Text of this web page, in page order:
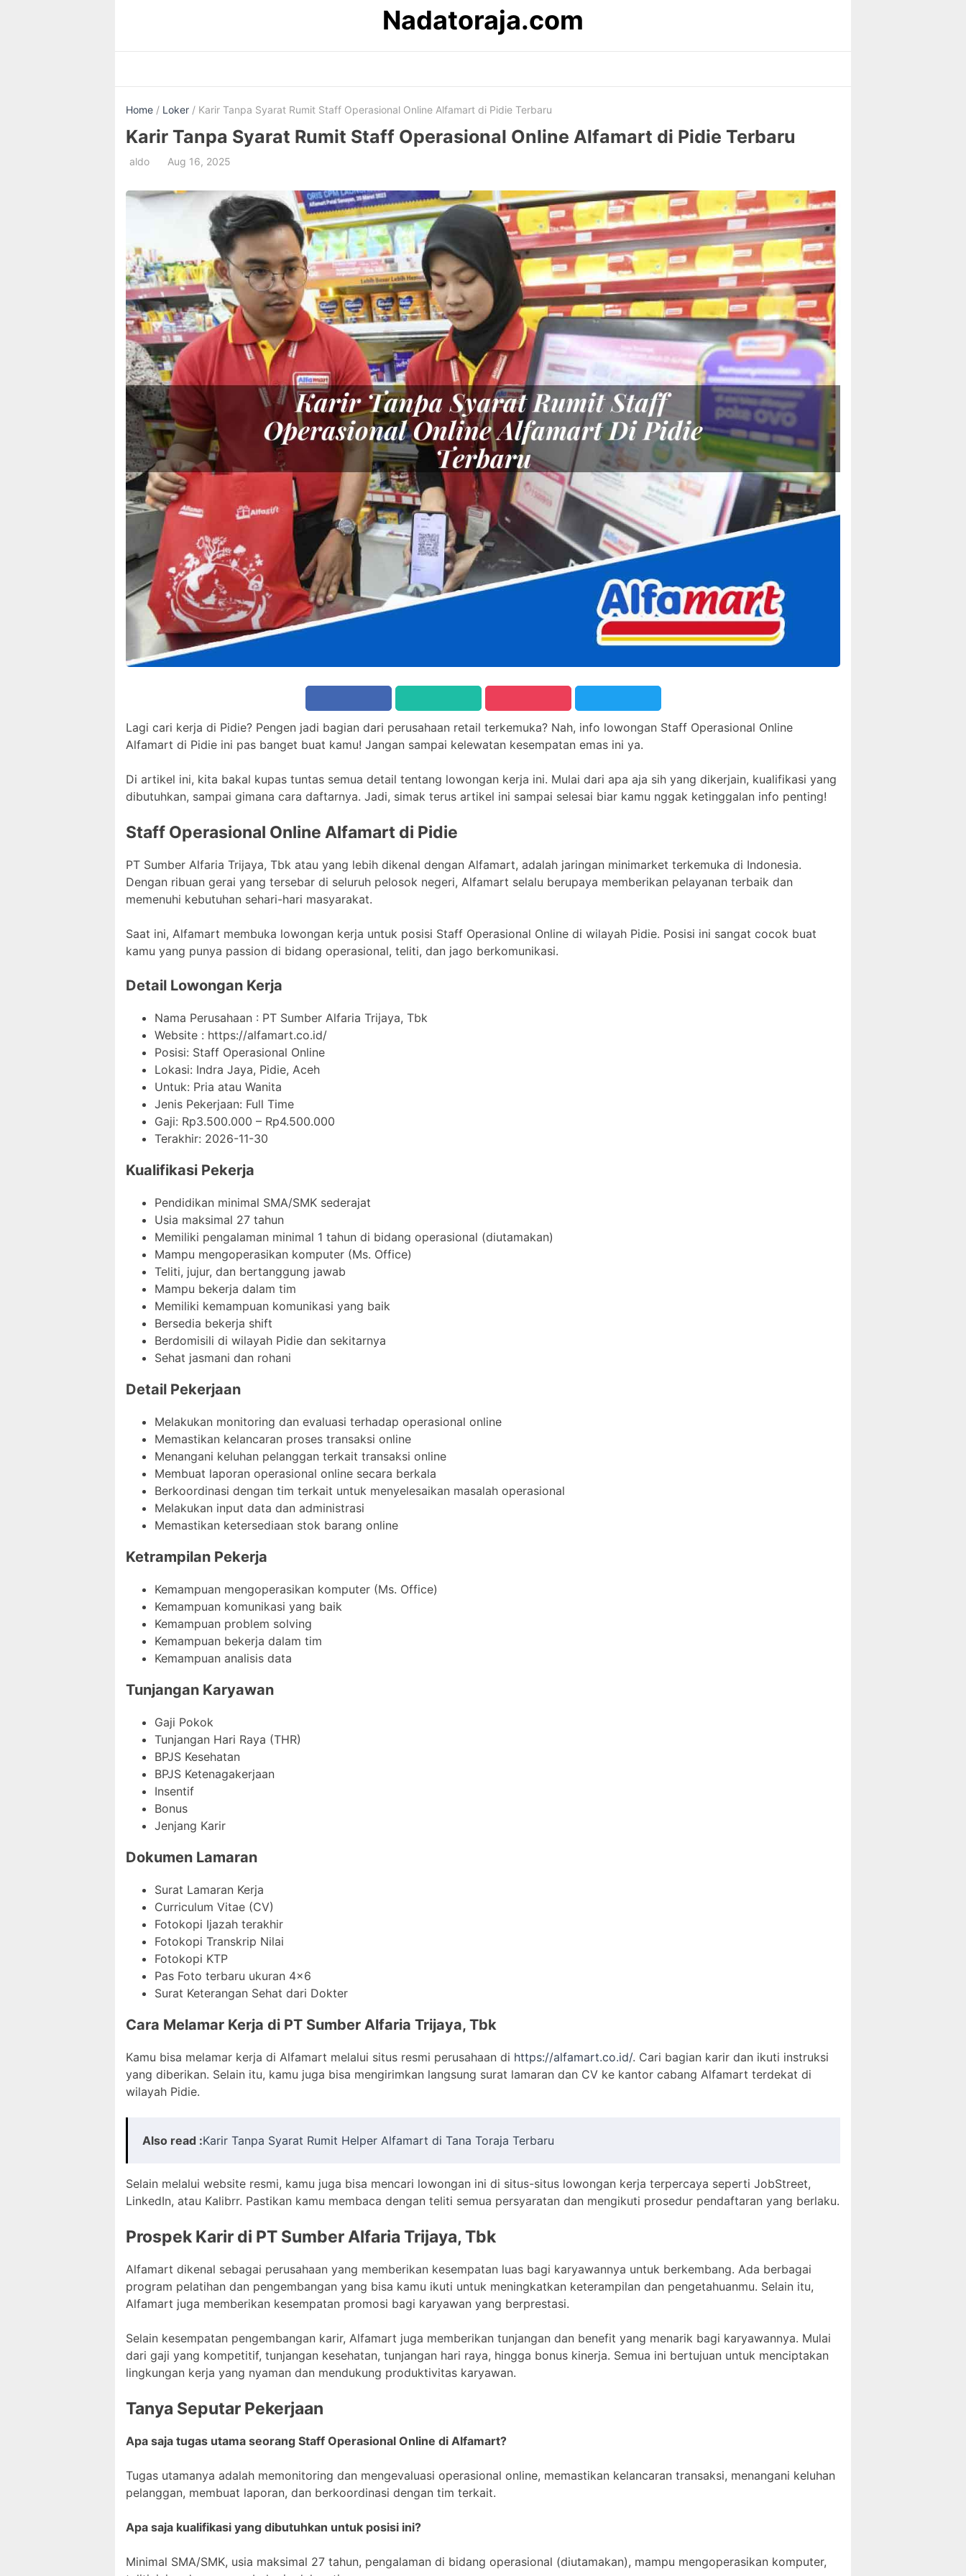
Nadatoraja.com
Home / Loker / Karir Tanpa Syarat Rumit Staff Operasional Online Alfamart di Pidie Terbaru
Karir Tanpa Syarat Rumit Staff Operasional Online Alfamart di Pidie Terbaru
aldo Aug 16, 2025
Lagi cari kerja di Pidie? Pengen jadi bagian dari perusahaan retail terkemuka? Nah, info lowongan Staff Operasional Online
Alfamart di Pidie ini pas banget buat kamu! Jangan sampai kelewatan kesempatan emas ini ya.
Di artikel ini, kita bakal kupas tuntas semua detail tentang lowongan kerja ini. Mulai dari apa aja sih yang dikerjain, kualifikasi yang
dibutuhkan, sampai gimana cara daftarnya. Jadi, simak terus artikel ini sampai selesai biar kamu nggak ketinggalan info penting!
Staff Operasional Online Alfamart di Pidie
PT Sumber Alfaria Trijaya, Tbk atau yang lebih dikenal dengan Alfamart, adalah jaringan minimarket terkemuka di Indonesia.
Dengan ribuan gerai yang tersebar di seluruh pelosok negeri, Alfamart selalu berupaya memberikan pelayanan terbaik dan
memenuhi kebutuhan sehari-hari masyarakat.
Saat ini, Alfamart membuka lowongan kerja untuk posisi Staff Operasional Online di wilayah Pidie. Posisi ini sangat cocok buat
kamu yang punya passion di bidang operasional, teliti, dan jago berkomunikasi.
Detail Lowongan Kerja
Nama Perusahaan : PT Sumber Alfaria Trijaya, Tbk
Website : https://alfamart.co.id/
Posisi: Staff Operasional Online
Lokasi: Indra Jaya, Pidie, Aceh
Untuk: Pria atau Wanita
Jenis Pekerjaan: Full Time
Gaji: Rp3.500.000 – Rp4.500.000
Terakhir: 2026-11-30
Kualifikasi Pekerja
Pendidikan minimal SMA/SMK sederajat
Usia maksimal 27 tahun
Memiliki pengalaman minimal 1 tahun di bidang operasional (diutamakan)
Mampu mengoperasikan komputer (Ms. Office)
Teliti, jujur, dan bertanggung jawab
Mampu bekerja dalam tim
Memiliki kemampuan komunikasi yang baik
Bersedia bekerja shift
Berdomisili di wilayah Pidie dan sekitarnya
Sehat jasmani dan rohani
Detail Pekerjaan
Melakukan monitoring dan evaluasi terhadap operasional online
Memastikan kelancaran proses transaksi online
Menangani keluhan pelanggan terkait transaksi online
Membuat laporan operasional online secara berkala
Berkoordinasi dengan tim terkait untuk menyelesaikan masalah operasional
Melakukan input data dan administrasi
Memastikan ketersediaan stok barang online
Ketrampilan Pekerja
Kemampuan mengoperasikan komputer (Ms. Office)
Kemampuan komunikasi yang baik
Kemampuan problem solving
Kemampuan bekerja dalam tim
Kemampuan analisis data
Tunjangan Karyawan
Gaji Pokok
Tunjangan Hari Raya (THR)
BPJS Kesehatan
BPJS Ketenagakerjaan
Insentif
Bonus
Jenjang Karir
Dokumen Lamaran
Surat Lamaran Kerja
Curriculum Vitae (CV)
Fotokopi Ijazah terakhir
Fotokopi Transkrip Nilai
Fotokopi KTP
Pas Foto terbaru ukuran 4×6
Surat Keterangan Sehat dari Dokter
Cara Melamar Kerja di PT Sumber Alfaria Trijaya, Tbk
Kamu bisa melamar kerja di Alfamart melalui situs resmi perusahaan di https://alfamart.co.id/. Cari bagian karir dan ikuti instruksi
yang diberikan. Selain itu, kamu juga bisa mengirimkan langsung surat lamaran dan CV ke kantor cabang Alfamart terdekat di
wilayah Pidie.
Also read :Karir Tanpa Syarat Rumit Helper Alfamart di Tana Toraja Terbaru
Selain melalui website resmi, kamu juga bisa mencari lowongan ini di situs-situs lowongan kerja terpercaya seperti JobStreet,
LinkedIn, atau Kalibrr. Pastikan kamu membaca dengan teliti semua persyaratan dan mengikuti prosedur pendaftaran yang berlaku.
Prospek Karir di PT Sumber Alfaria Trijaya, Tbk
Alfamart dikenal sebagai perusahaan yang memberikan kesempatan luas bagi karyawannya untuk berkembang. Ada berbagai
program pelatihan dan pengembangan yang bisa kamu ikuti untuk meningkatkan keterampilan dan pengetahuanmu. Selain itu,
Alfamart juga memberikan kesempatan promosi bagi karyawan yang berprestasi.
Selain kesempatan pengembangan karir, Alfamart juga memberikan tunjangan dan benefit yang menarik bagi karyawannya. Mulai
dari gaji yang kompetitif, tunjangan kesehatan, tunjangan hari raya, hingga bonus kinerja. Semua ini bertujuan untuk menciptakan
lingkungan kerja yang nyaman dan mendukung produktivitas karyawan.
Tanya Seputar Pekerjaan
Apa saja tugas utama seorang Staff Operasional Online di Alfamart?
Tugas utamanya adalah memonitoring dan mengevaluasi operasional online, memastikan kelancaran transaksi, menangani keluhan
pelanggan, membuat laporan, dan berkoordinasi dengan tim terkait.
Apa saja kualifikasi yang dibutuhkan untuk posisi ini?
Minimal SMA/SMK, usia maksimal 27 tahun, pengalaman di bidang operasional (diutamakan), mampu mengoperasikan komputer,